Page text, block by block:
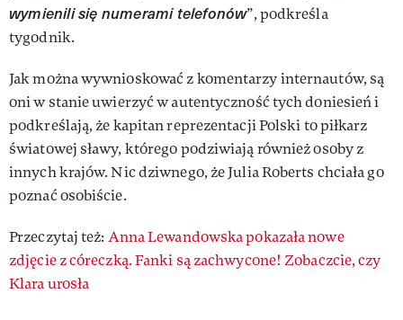
wymienili się numerami telefonów”, podkreśla
tygodnik.
Jak można wywnioskować z komentarzy internautów, są
oni w stanie uwierzyć w autentyczność tych doniesień i
podkreślają, że kapitan reprezentacji Polski to piłkarz
światowej sławy, którego podziwiają również osoby z
innych krajów. Nic dziwnego, że Julia Roberts chciała go
poznać osobiście.
Przeczytaj też: Anna Lewandowska pokazała nowe
zdjęcie z córeczką. Fanki są zachwycone! Zobaczcie, czy
Klara urosła